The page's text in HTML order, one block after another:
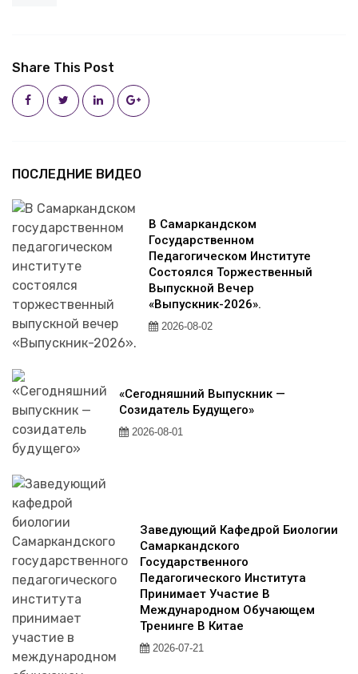
Share This Post
ПОСЛЕДНИЕ ВИДЕО
В Самаркандском
Государственном
Педагогическом Институте
Состоялся Торжественный
Выпускной Вечер
«Выпускник-2026».
2026-08-02
«Сегодняшний Выпускник —
Созидатель Будущего»
2026-08-01
Заведующий Кафедрой Биологии
Самаркандского
Государственного
Педагогического Института
Принимает Участие В
Международном Обучающем
Тренинге В Китае
2026-07-21